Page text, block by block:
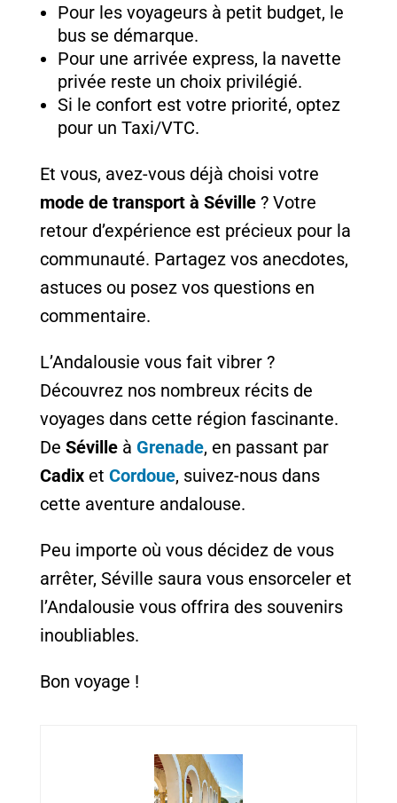
Pour les voyageurs à petit budget, le
bus se démarque.
Pour une arrivée express, la navette
privée reste un choix privilégié.
Si le confort est votre priorité, optez
pour un Taxi/VTC.
Et vous, avez-vous déjà choisi votre
mode de transport à Séville? Votre
retour d’expérience est précieux pour la
communauté. Partagez vos anecdotes,
astuces ou posez vos questions en
commentaire.
L’Andalousie vous fait vibrer ?
Découvrez nos nombreux récits de
voyages dans cette région fascinante.
De Sévilleà Grenade, en passant par
Cadixet Cordoue, suivez-nous dans
cette aventure andalouse.
Peu importe où vous décidez de vous
arrêter, Séville saura vous ensorceler et
l’Andalousie vous offrira des souvenirs
inoubliables.
Bon voyage !